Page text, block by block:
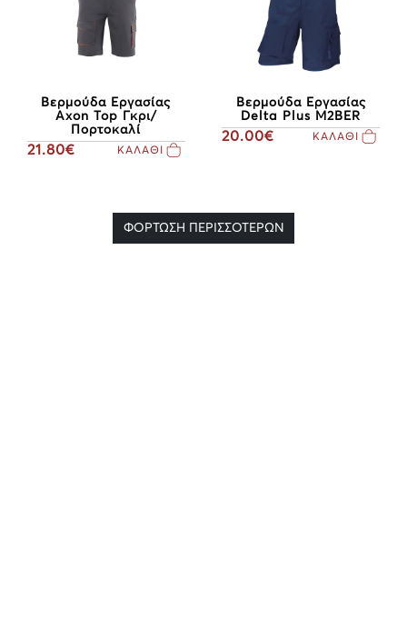
Βερμούδα Εργασίας
Axon Top Γκρι/
Πορτοκαλί
21.80€ ΚΑΛΑΘΙ
Βερμούδα Εργασίας
Delta Plus M2BER
20.00€ ΚΑΛΑΘΙ
ΦΟΡΤΩΣΗ ΠΕΡΙΣΣΟΤΕΡΩΝ